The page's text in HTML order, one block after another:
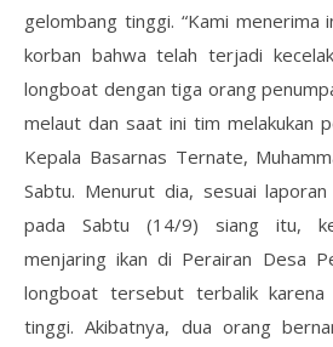
gelombang tinggi. “Kami menerima
korban bahwa telah terjadi
longboat dengan tiga orang
melaut dan saat ini tim melakukan
Kepala Basarnas Ternate,
Sabtu. Menurut dia, sesuai
pada Sabtu (14/9) siang itu,
menjaring ikan di Perairan Desa
longboat tersebut terbalik karena
tinggi. Akibatnya, dua orang